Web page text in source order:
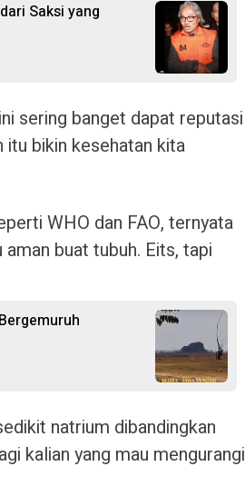
Saksi yang
sering banget dapat reputasi
itu bikin kesehatan kita
WHO dan FAO, ternyata
buat tubuh. Eits, tapi
natrium dibandingkan
kalian yang mau mengurangi